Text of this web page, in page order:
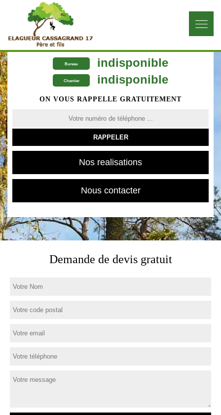
Bureau indisponible
Chantier indisponible
ON VOUS RAPPELLE GRATUITEMENT
Nos realisations
Nous contacter
Demande de devis gratuit